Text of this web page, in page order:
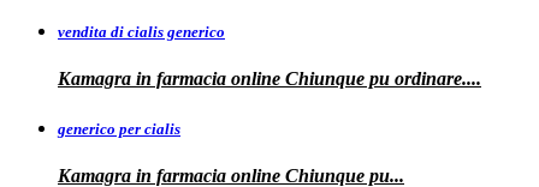
vendita di cialis generico
Kamagra in farmacia online Chiunque pu ordinare....
generico per cialis
Kamagra in farmacia online Chiunque pu...